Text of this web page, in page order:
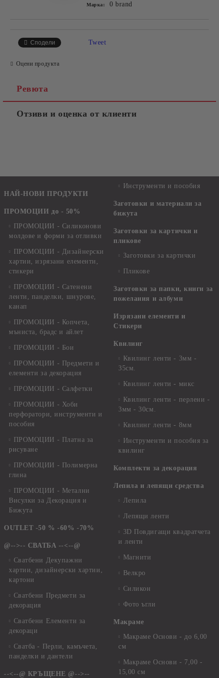
Марка: 0 brand
Сподели Tweet
Оцени продукта
Ревюта
Отзиви и оценка от клиенти
НАЙ-НОВИ ПРОДУКТИ
ПРОМОЦИИ до - 50%
ПРОМОЦИИ - Силиконови
молдове и форми за отливки
ПРОМОЦИИ - Дизайнерски
хартии, изрязани елементи,
стикери
ПРОМОЦИИ - Сатенени
ленти, панделки, шнурове,
канап
ПРОМОЦИИ - Копчета,
мъниста, брадс и айлет
ПРОМОЦИИ - Бои
ПРОМОЦИИ - Предмети и
елементи за декорация
ПРОМОЦИИ - Салфетки
ПРОМОЦИИ - Хоби
перфоратори, инструменти и
пособия
ПРОМОЦИИ - Платна за
рисуване
ПРОМОЦИИ - Полимерна
глина
ПРОМОЦИИ - Метални
Висулки за Декорация и
Бижута
OUTLET -50 % -60% -70%
@-->-- СВАТБА --<--@
Сватбени Декупажни
хартии, дизайнерски хартии,
картони
Сватбени Предмети за
декорация
Сватбени Елементи за
декораци
Сватба - Перли, камъчета,
панделки и дантели
--<--@ КРЪЩЕНЕ @-->--
Инструменти и пособия
Заготовки и материали за
бижута
Заготовки за картички и
пликове
Заготовки за картички
Пликове
Заготовки за папки, книги за
пожелания и албуми
Изрязани елементи и
Стикери
Квилинг
Квилинг ленти - 3мм -
35см.
Квилинг ленти - микс
Квилинг ленти - перлени -
3мм - 30см.
Квилинг ленти - 8мм
Инструменти и пособия за
квилинг
Комплекти за декорация
Лепила и лепящи средства
Лепила
Лепящи ленти
3D Повдигащи квадратчета
и ленти
Магнити
Велкро
Силикон
Фото ъгли
Макраме
Макраме Основи - до 6,00
см
Макраме Основи - 7,00 -
15,00 см